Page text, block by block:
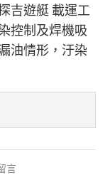
吉遊艇 載運工
控制及焊機吸
油情形，汙染
言